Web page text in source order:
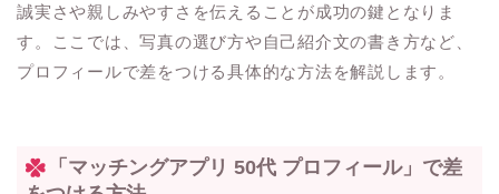
誠実さや親しみやすさを伝えることが成功の鍵となりま
す。ここでは、写真の選び方や自己紹介文の書き方など、
プロフィールで差をつける具体的な方法を解説します。
「マッチングアプリ 50代 プロフィール」で差